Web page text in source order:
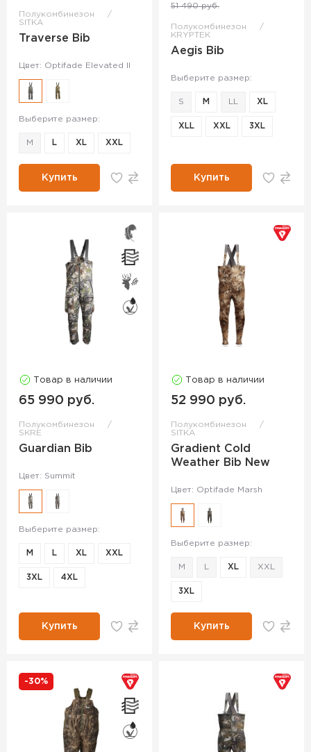
Полукомбинезон
SITKA
Traverse Bib
Цвет: Optifade Elevated II
Выберите размер:
M L XL XXL
Купить
51 490 руб.
Полукомбинезон
KRYPTEK
Aegis Bib
Выберите размер:
S M XL
XLL XXL 3XL
Купить
Товар в наличии
65 990 руб.
Полукомбинезон
SKRE
Guardian Bib
Цвет: Summit
Выберите размер:
M L XL XXL
3XL 4XL
Купить
Товар в наличии
52 990 руб.
Полукомбинезон
SITKA
Gradient Cold
Weather Bib New
Цвет: Optifade Marsh
Выберите размер:
M XL XXL
3XL
Купить
-30%